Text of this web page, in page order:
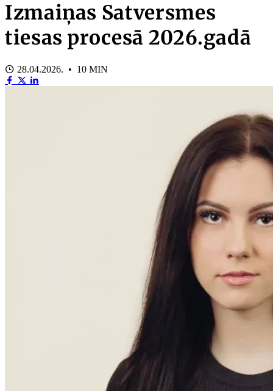
Izmaiņas Satversmes
tiesas procesā 2026.gadā
28.04.2026. • 10 MIN